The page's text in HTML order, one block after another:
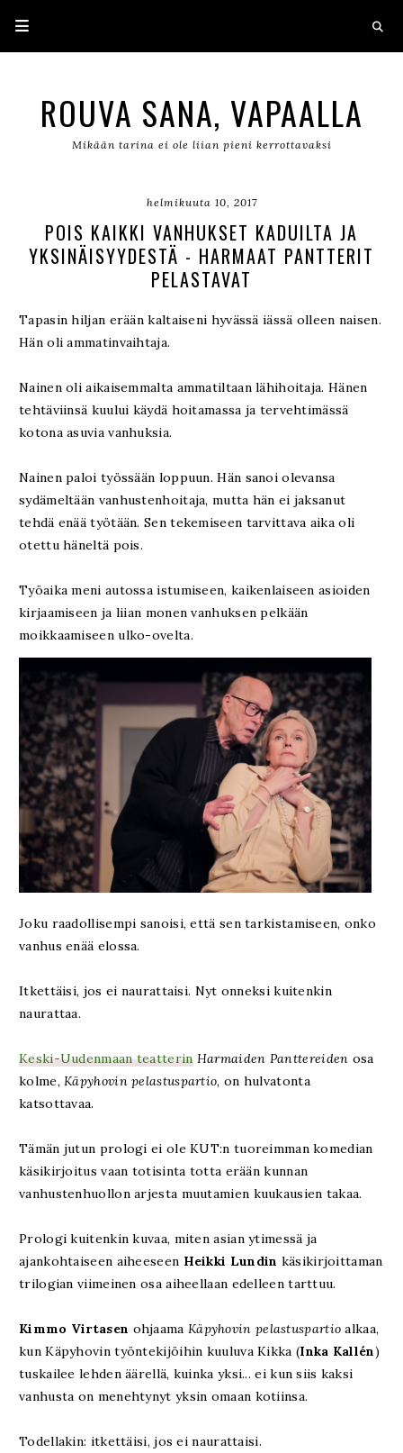
ROUVA SANA, VAPAALLA
Mikään tarina ei ole liian pieni kerrottavaksi
helmikuuta 10, 2017
POIS KAIKKI VANHUKSET KADUILTA JA
YKSINÄISYYDESTÄ - HARMAAT PANTTERIT
PELASTAVAT
Tapasin hiljan erään kaltaiseni hyvässä iässä olleen naisen.
Hän oli ammatinvaihtaja.
Nainen oli aikaisemmalta ammatiltaan lähihoitaja. Hänen
tehtäviinsä kuului käydä hoitamassa ja tervehtimässä
kotona asuvia vanhuksia.
Nainen paloi työssään loppuun. Hän sanoi olevansa
sydämeltään vanhustenhoitaja, mutta hän ei jaksanut
tehdä enää työtään. Sen tekemiseen tarvittava aika oli
otettu häneltä pois.
Työaika meni autossa istumiseen, kaikenlaiseen asioiden
kirjaamiseen ja liian monen vanhuksen pelkään
moikkaamiseen ulko-ovelta.
Joku raadollisempi sanoisi, että sen tarkistamiseen, onko
vanhus enää elossa.
Itkettäisi, jos ei naurattaisi. Nyt onneksi kuitenkin
naurattaa.
Keski-Uudenmaan teatterin Harmaiden Panttereiden osa
kolme,Käpyhovin pelastuspartio, on hulvatonta
katsottavaa.
Tämän jutun prologi ei ole KUT:n tuoreimman komedian
käsikirjoitus vaan totisinta totta erään kunnan
vanhustenhuollon arjesta muutamien kuukausien takaa.
Prologi kuitenkin kuvaa, miten asian ytimessä ja
ajankohtaiseen aiheeseen Heikki Lundin käsikirjoittaman
trilogian viimeinen osa aiheellaan edelleen tarttuu.
Kimmo Virtasen ohjaama Käpyhovin pelastuspartio alkaa,
kun Käpyhovin työntekijöihin kuuluva Kikka (Inka Kallén)
tuskailee lehden äärellä, kuinka yksi... ei kun siis kaksi
vanhusta on menehtynyt yksin omaan kotiinsa.
Todellakin: itkettäisi, jos ei naurattaisi.